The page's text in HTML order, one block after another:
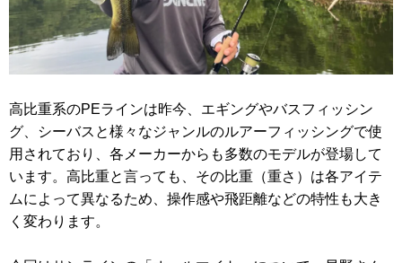
高比重系のPEラインは昨今、エギングやバスフィッシン
グ、シーバスと様々なジャンルのルアーフィッシングで使
用されており、各メーカーからも多数のモデルが登場して
います。高比重と言っても、その比重（重さ）は各アイテ
ムによって異なるため、操作感や飛距離などの特性も大き
く変わります。